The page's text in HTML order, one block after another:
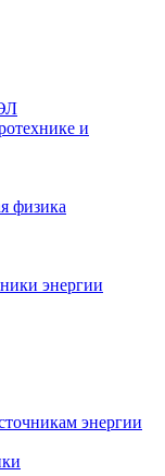
и
физика
энергии
энергии